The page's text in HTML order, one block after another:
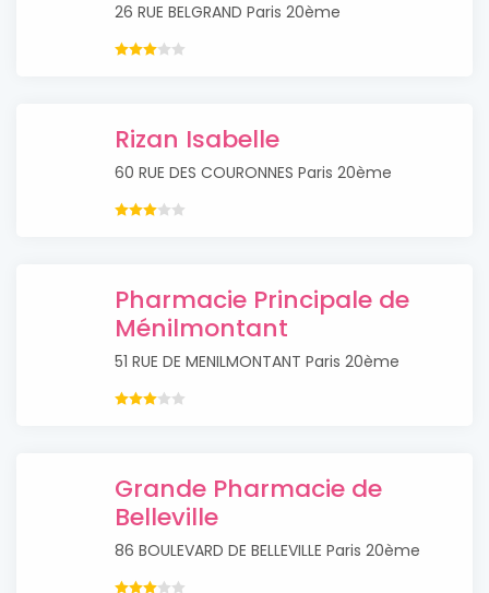
26 RUE BELGRAND Paris 20ème
Rizan Isabelle
60 RUE DES COURONNES Paris 20ème
Pharmacie Principale de
Ménilmontant
51 RUE DE MENILMONTANT Paris 20ème
Grande Pharmacie de
Belleville
86 BOULEVARD DE BELLEVILLE Paris 20ème